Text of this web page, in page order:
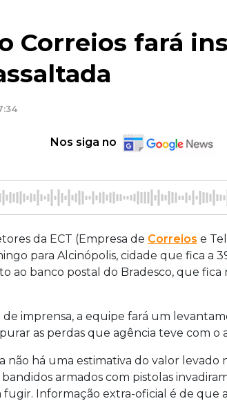
Correios fará
Nos siga no
da ECT (Empresa de Correios e
para Alcinópolis, cidade que fica a
ao banco postal do Bradesco, que fica
de imprensa, a equipe fará um
as perdas que agência teve com o
não há uma estimativa do valor levado
armados com pistolas
fugir. Informação extra-oficial é de que